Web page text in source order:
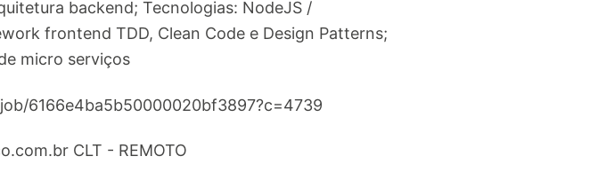
backend; Tecnologias: NodeJS /
frontend TDD, Clean Code e Design Patterns;
micro serviços
6166e4ba5b50000020bf3897?c=4739
CLT - REMOTO